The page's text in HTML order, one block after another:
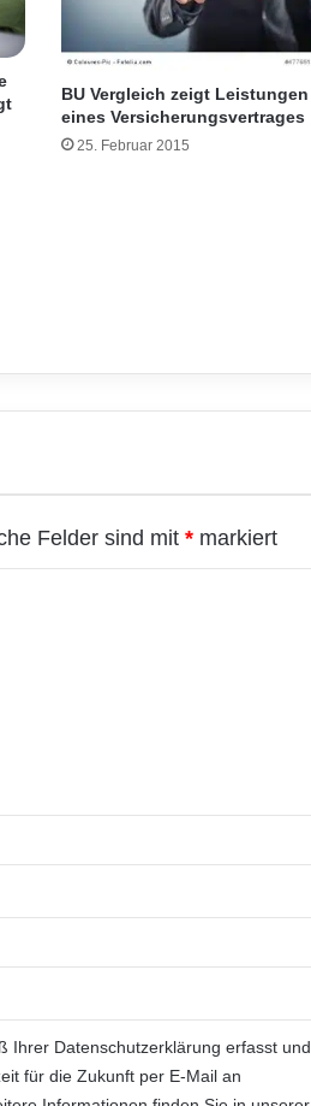
BU Vergleich zeigt Leistungen
eines Versicherungsvertrages
25. Februar 2015
Felder sind mit * markiert
Ihrer Datenschutzerklärung erfasst und
für die Zukunft per E-Mail an